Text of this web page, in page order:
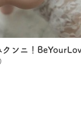
ンニ！